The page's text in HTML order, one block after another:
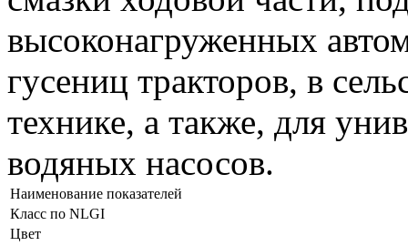
высоконагруженных
гусениц тракторов, в
технике, а также, для
водяных насосов.
Наименование показателей
Класс по NLGI
Цвет